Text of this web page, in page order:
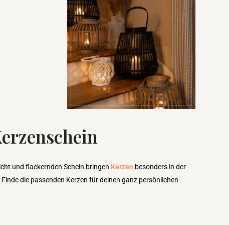
und flackernden Schein bringen Kerzen besonders in der
die passenden Kerzen für deinen ganz persönlichen